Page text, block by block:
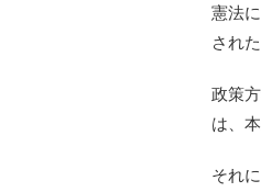
憲法
され
政策
は、
それ